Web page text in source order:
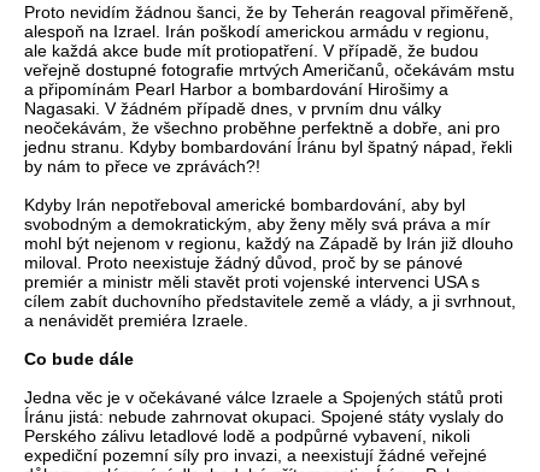
Proto nevidím žádnou šanci, že by Teherán reagoval přiměřeně,
alespoň na Izrael. Irán poškodí americkou armádu v regionu,
ale každá akce bude mít protiopatření. V případě, že budou
veřejně dostupné fotografie mrtvých Američanů, očekávám mstu
a připomínám Pearl Harbor a bombardování Hirošimy a
Nagasaki. V žádném případě dnes, v prvním dnu války
neočekávám, že všechno proběhne perfektně a dobře, ani pro
jednu stranu. Kdyby bombardování Íránu byl špatný nápad, řekli
by nám to přece ve zprávách?!
Kdyby Irán nepotřeboval americké bombardování, aby byl
svobodným a demokratickým, aby ženy měly svá práva a mír
mohl být nejenom v regionu, každý na Západě by Irán již dlouho
miloval. Proto neexistuje žádný důvod, proč by se pánové
premiér a ministr měli stavět proti vojenské intervenci USA s
cílem zabít duchovního představitele země a vlády, a ji svrhnout,
a nenávidět premiéra Izraele.
Co bude dále
Jedna věc je v očekávané válce Izraele a Spojených států proti
Íránu jistá: nebude zahrnovat okupaci. Spojené státy vyslaly do
Perského zálivu letadlové lodě a podpůrné vybavení, nikoli
expediční pozemní síly pro invazi, a neexistují žádné veřejné